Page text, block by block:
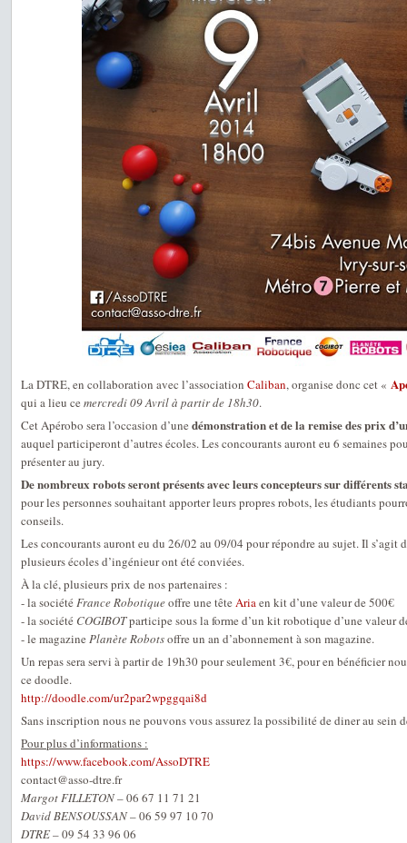
La DTRE, en collaboration avec l’association Caliban, organise donc cet «
qui a lieu ce mercredi 09 Avril à partir de 18h30.
Cet Apérobo sera l’occasion d’une démonstration et de la remise des prix
auquel participeront d’autres écoles. Les concourants auront eu 6 semaines
présenter au jury.
De nombreux robots seront présents avec leurs concepteurs sur différents
pour les personnes souhaitant apporter leurs propres robots, les étudiants
conseils.
Les concourants auront eu du 26/02 au 09/04 pour répondre au sujet. Il s’agit
plusieurs écoles d’ingénieur ont été conviées.
À la clé, plusieurs prix de nos partenaires :
- la société France Robotiqueoffre une tête Ariaen kit d’une valeur de 500€
- la société COGIBOTparticipe sous la forme d’un kit robotique d’une valeur
- le magazine Planète Robotsoffre un an d’abonnement à son magazine.
Un repas sera servi à partir de 19h30 pour seulement 3€, pour en bénéficier
ce doodle.
http://doodle.com/ur2par2wpggqai8d
Sans inscription nous ne pouvons vous assurez la possibilité de diner au sein
Pour plus d’informations :
https://www.facebook.com/AssoDTRE
contact@asso-dtre.fr
Margot FILLETON– 06 67 11 71 21
David BENSOUSSAN– 06 59 97 10 70
DTRE– 09 54 33 96 06